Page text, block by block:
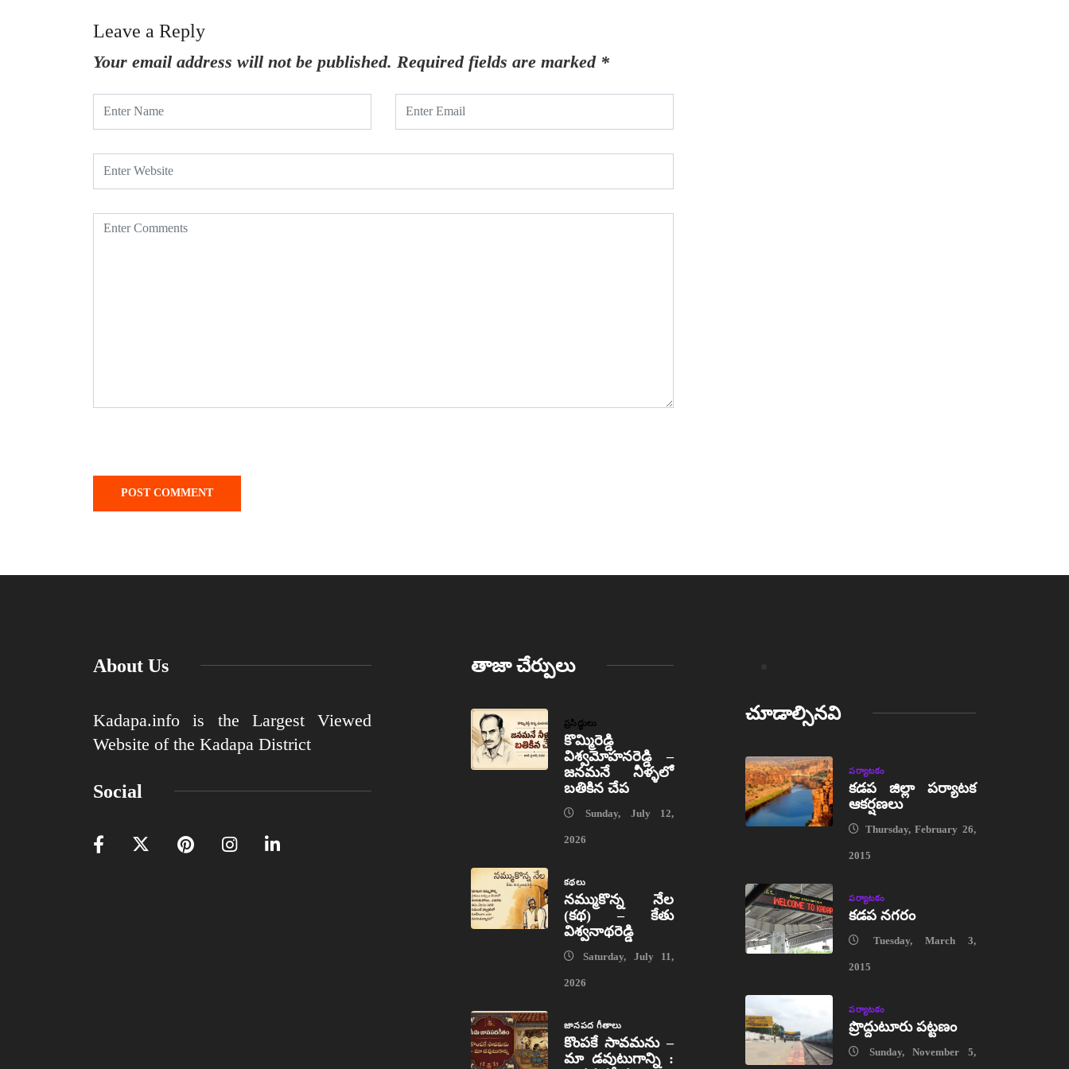
Leave a Reply
Your email address will not be published. Required fields are marked *
About Us
Kadapa.info is the Largest Viewed
Website of the Kadapa District
Social
తాజా చేర్పులు
ప్రసిద్ధులు
కొమ్మిరెడ్డి
విశ్వమోహనరెడ్డి –
జనమనే నీళ్ళలో
బతికిన చేప
Sunday, July 12,
2026
కథలు
నమ్ముకొన్న నేల
(కథ) – కేతు
విశ్వనాథరెడ్డి
Saturday, July 11,
2026
జానపద గీతాలు
కొంపకే సావమను –
మా డవుటుగాన్ని :
చూడాల్సినవి
పర్యాటకం
కడప జిల్లా పర్యాటక
ఆకర్షణలు
Thursday, February 26,
2015
పర్యాటకం
కడప నగరం
Tuesday, March 3,
2015
పర్యాటకం
ప్రొద్దుటూరు పట్టణం
Sunday, November 5,